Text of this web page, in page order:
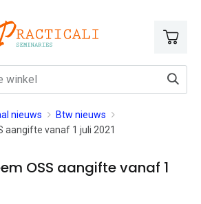
nieuws
Btw nieuws
aangifte vanaf 1 juli 2021
OSS aangifte vanaf 1